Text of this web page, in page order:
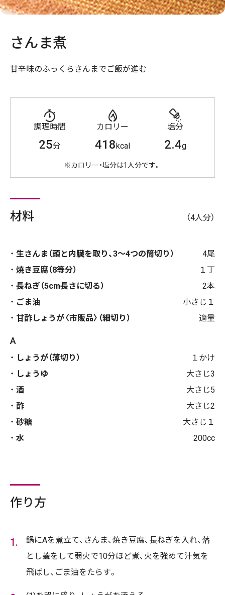
さんま煮
甘辛味のふっくらさんまでご飯が進む
調理時間
25分
カロリー
418kcal
塩分
2.4g
※カロリー・塩分は1人分です。
材料 （4人分）
生さんま（頭と内臓を取り、3～4つの筒切り）
4尾
焼き豆腐（8等分）
１丁
長ねぎ（5cm長さに切る）
2本
ごま油
小さじ１
甘酢しょうが〈市販品〉（細切り）
適量
A
しょうが（薄切り）
１かけ
しょうゆ
大さじ3
酒
大さじ5
酢
大さじ2
砂糖
大さじ１
水
200cc
作り方
鍋にAを煮立て、さんま、焼き豆腐、長ねぎを入れ、落
とし蓋をして弱火で10分ほど煮、火を強めて汁気を
飛ばし、ごま油をたらす。